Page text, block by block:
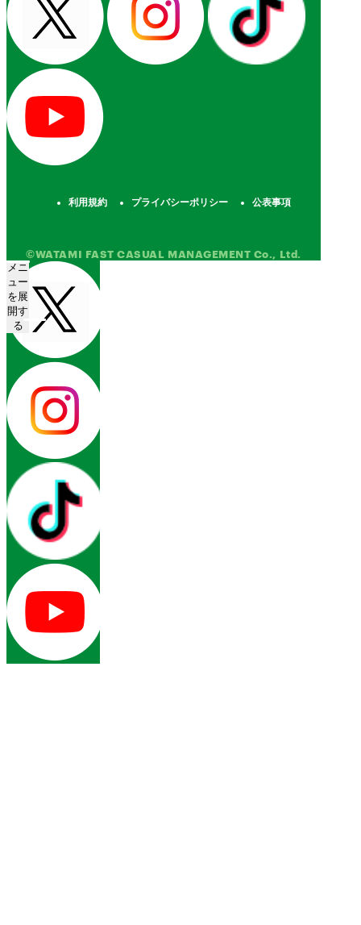
利用規約 プライバシーポリシー 公表事項
©WATAMI FAST CASUAL MANAGEMENT Co., Ltd.
メニ
ュー
を展
開す
る